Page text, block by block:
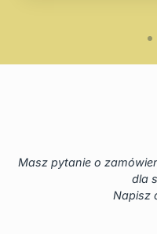
Masz pytanie o
dla
Napisz